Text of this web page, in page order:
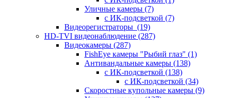
Уличные камеры (7)
с ИК-подсветкой (7)
Видеорегистраторы (19)
HD-TVI видеонаблюдение (287)
Видеокамеры (287)
FishEye камеры "Рыбий глаз" (1)
Антивандальные камеры (138)
с ИК-подсветкой (138)
с ИК-подсветкой (34)
Скоростные купольные камеры (9)